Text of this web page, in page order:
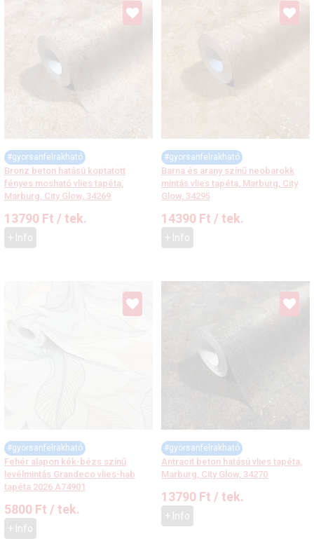
#gyorsanfelrakható
Bronz beton hatású koptatott
fényes mosható vlies tapéta,
Marburg, City Glow, 34269
13790 Ft / tek.
+ Info
#gyorsanfelrakható
Barna és arany színű neobarokk
mintás vlies tapéta, Marburg, City
Glow, 34295
14390 Ft / tek.
+ Info
#gyorsanfelrakható
Fehér alapon kék-bézs színű
levélmintás Grandeco vlies-hab
tapéta 2026 A74901
5800 Ft / tek.
+ Info
#gyorsanfelrakható
Antracit beton hatású vlies tapéta,
Marburg, City Glow, 34270
13790 Ft / tek.
+ Info